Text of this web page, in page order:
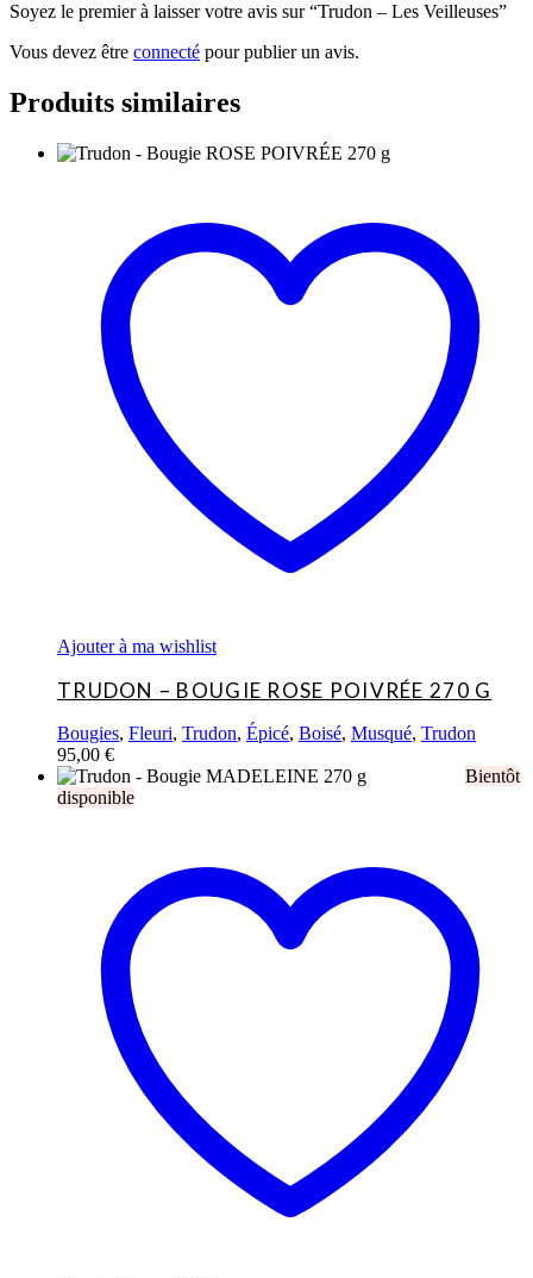
Soyez le premier à laisser votre avis sur “Trudon – Les Veilleuses”
Vous devez être connecté pour publier un avis.
Produits similaires
Ajouter à ma wishlist
TRUDON – BOUGIE ROSE POIVRÉE 270 G
Bougies, Fleuri, Trudon, Épicé, Boisé, Musqué, Trudon
95,00 €